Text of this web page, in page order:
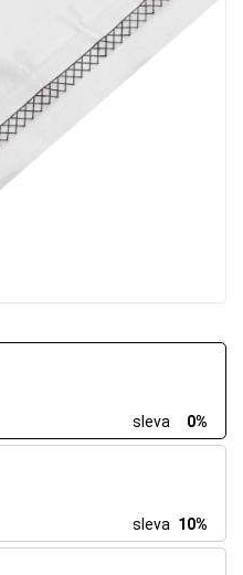
sleva
0%
sleva 10%